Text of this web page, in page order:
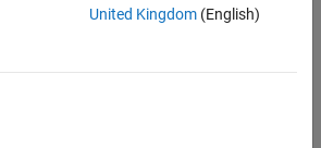
United Kingdom(English)